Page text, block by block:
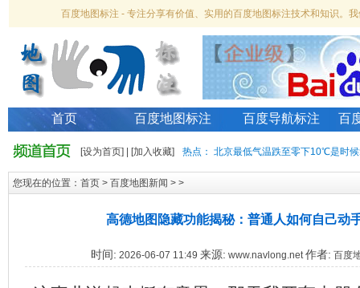
百度地图标注 - 专注分享有价值、实用的百度地图标注技术和知识。
首页 百度地图标注 百度导航标注 百
[设为首页] | [加入收藏] 热点： 北京最低气温跌至零下10℃是时
您现在的位置： 首页 > 百度地图新闻 > >
高德地图隐藏功能揭秘：普通人如何自己动
时间: 2026-06-07 11:49 来源: www.navlong.net 作者: 百度